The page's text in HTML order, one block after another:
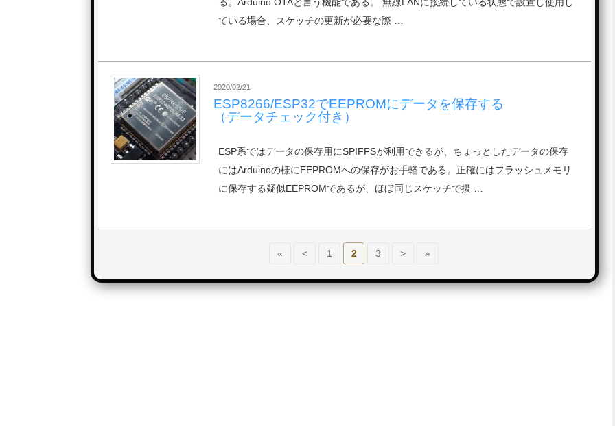
る。Arduino OTAと言う機能である。 無線LANに接続している状態で設置し使用し
ている場合、スケッチの更新が必要な際 …
2020/02/21
ESP8266/ESP32でEEPROMにデータを保存する
（データチェック付き）
ESP系ではデータの保存用にSPIFFSが利用できるが、ちょっとしたデータの保存
にはArduinoの様にEEPROMへの保存がお手軽である。正確にはフラッシュメモリ
に保存する疑似EEPROMであるが、ほぼ同じスケッチで扱 …
« < 1 2 3 > »